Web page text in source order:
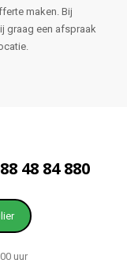
maken. Bij
graag een afspraak
48 84 880
uur